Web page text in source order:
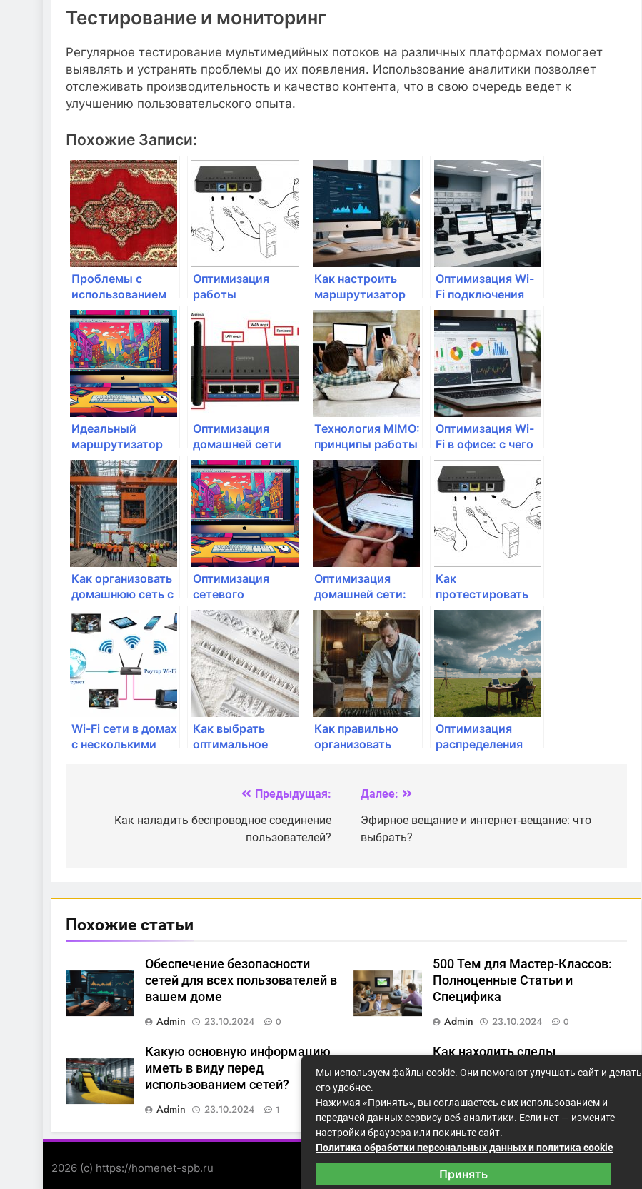
Тестирование и мониторинг
Регулярное тестирование мультимедийных потоков на различных платформах помогает
выявлять и устранять проблемы до их появления. Использование аналитики позволяет
отслеживать производительность и качество контента, что в свою очередь ведет к
улучшению пользовательского опыта.
Похожие Записи:
Проблемы с
использованием
мультимедийного
контента через
Wi-Fi
Оптимизация
работы
комментариев:
как снизить
нагрузку?
Как настроить
маршрутизатор
для работы с
несколькими
провайдерами?
Оптимизация Wi-
Fi подключения
для работы и
отдыха
Идеальный
маршрутизатор
для потока: как
найти лучший?
Оптимизация
домашней сети
для работы в
условиях
удаленного
доступа
Технология MIMO:
принципы работы
и её
преимущества
Оптимизация Wi-
Fi в офисе: с чего
начать?
Как организовать
домашнюю сеть с
несколькими
роутерами?
Оптимизация
сетевого
оборудования для
стриминга и игр
Оптимизация
домашней сети:
что важно знать?
Как
протестировать
соединение на
уровне качества?
Wi-Fi сети в домах
с несколькими
Как выбрать
оптимальное
работы?
Как правильно
организовать
провайдерами?
Оптимизация
распределения
Предыдущая:
Как наладить беспроводное соединение
пользователей?
Далее:
Эфирное вещание и интернет-вещание: что
выбрать?
Похожие статьи
Обеспечение безопасности
сетей для всех пользователей в
вашем доме
Admin
23.10.2024 0
500 Тем для Мастер-Классов:
Полноценные Статьи и
Специфика
Admin
23.10.2024 0
Какую основную информацию
иметь в виду перед
использованием сетей?
Admin
23.10.2024 1
Как находить следы
нестабильных соединений и
Admin
23.10.2024 0
2026 (с) https://homenet-spb.ru
Мы используем файлы cookie. Они помогают улучшать сайт и делать
его удобнее.
Нажимая «Принять», вы соглашаетесь с их использованием и
передачей данных сервису веб-аналитики. Если нет — измените
настройки браузера или покиньте сайт.
Политика обработки персональных данных и политика cookie
Принять